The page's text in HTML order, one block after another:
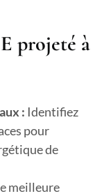
projeté à
: Identifiez
pour
de
meilleure